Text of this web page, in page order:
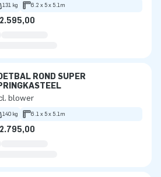
131 kg 6.2 x 5 x 5.1m
ROND SUPER
blower
140 kg 6.1 x 5 x 5.1m